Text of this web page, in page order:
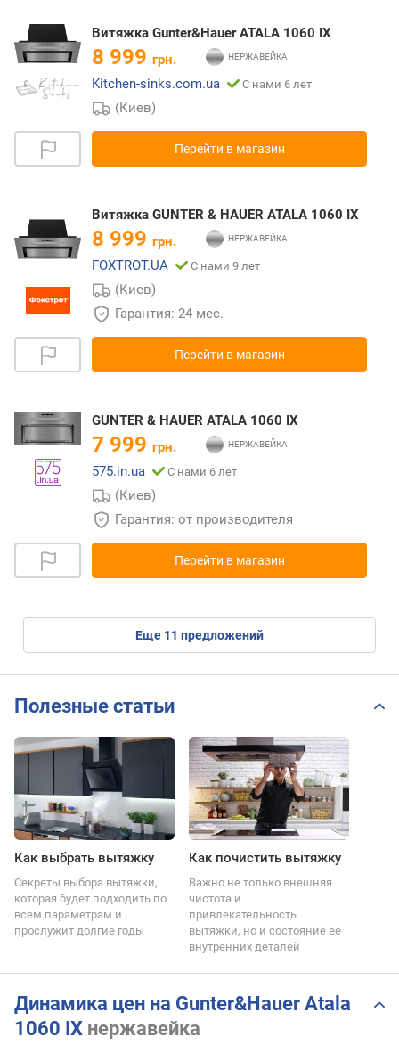
Витяжка Gunter&Hauer ATALA 1060 IX
8 999 грн.
Kitchen-sinks.com.ua
С нами 6 лет
(Киев)
Перейти в магазин
Витяжка GUNTER & HAUER ATALA 1060 IX
8 999 грн.
FOXTROT.UA
С нами 9 лет
(Киев)
Гарантия: 24 мес.
Перейти в магазин
GUNTER & HAUER ATALA 1060 IX
7 999 грн.
575.in.ua
С нами 6 лет
(Киев)
Гарантия: от производителя
Перейти в магазин
eще 11 предложений
Полезные статьи
Как выбрать вытяжку
Секреты выбора вытяжки,
которая будет подходить по
всем параметрам и
прослужит долгие годы
Как почистить вытяжку
Важно не только внешняя
чистота и
привлекательность
вытяжки, но и состояние ее
внутренних деталей
Динамика цен на Gunter&Hauer Atala
1060 IX нержавейка